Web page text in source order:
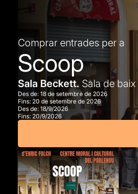
Comprar entrades per a
Scoop
Sala Beckett. Sala de baix
Des de: 18 de setembre de 2026
Fins: 20 de setembre de 2026
Des de: 18/9/2026
Fins: 20/9/2026